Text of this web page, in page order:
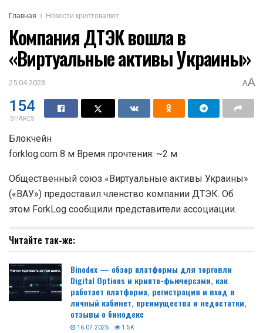
Главная Новости криптовалют
Компания ДТЭК вошла в
«Виртуальные активы Украины»
25.04.2023 AA
154
SHARES
Блокчейн
forklog.com 8 м Время прочтения: ~2 м
Общественный союз «Виртуальные активы Украины»
(«ВАУ») предоставил членство компании ДТЭК. Об
этом ForkLog сообщили представители ассоциации.
Читайте так-же:
Binodex — обзор платформы для торговли
Digital Options и крипто-фьючерсами, как
работает платформа, регистрация и вход в
личный кабинет, преимущества и недостатки,
отзывы о бинодекс
16.07.2026 1.5K